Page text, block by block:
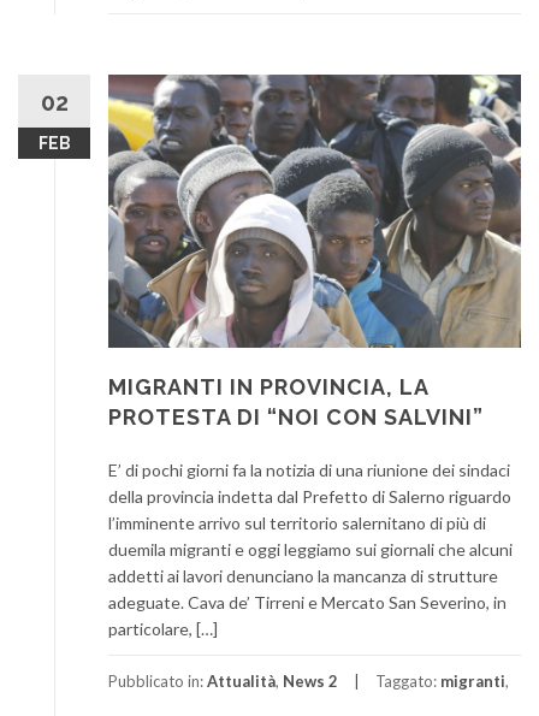
02
FEB
MIGRANTI IN PROVINCIA, LA
PROTESTA DI “NOI CON SALVINI”
E’ di pochi giorni fa la notizia di una riunione dei sindaci
della provincia indetta dal Prefetto di Salerno riguardo
l’imminente arrivo sul territorio salernitano di più di
duemila migranti e oggi leggiamo sui giornali che alcuni
addetti ai lavori denunciano la mancanza di strutture
adeguate. Cava de’ Tirreni e Mercato San Severino, in
particolare, […]
Pubblicato in:Attualità, News 2 Taggato: migranti,